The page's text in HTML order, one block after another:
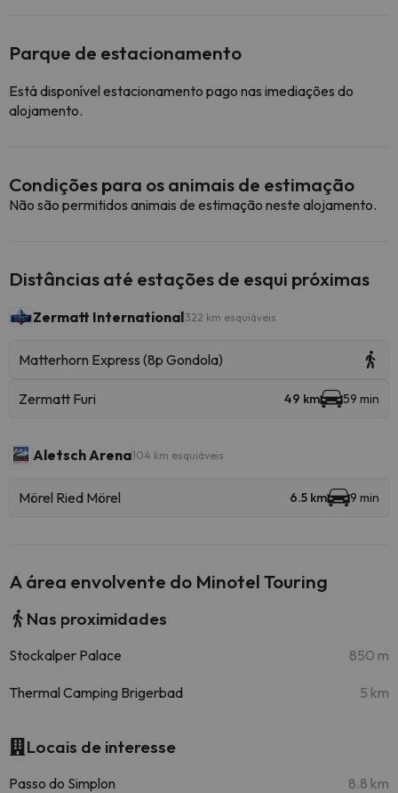
Parque de estacionamento
Está disponível estacionamento pago nas imediações do
alojamento.
Condições para os animais de estimação
Não são permitidos animais de estimação neste alojamento.
Distâncias até estações de esqui próximas
Zermatt International322 km esquiáveis
Matterhorn Express (8p Gondola)
Zermatt Furi 49 km 59 min
Aletsch Arena104 km esquiáveis
Mörel Ried Mörel 6.5 km 9 min
A área envolvente do Minotel Touring
Nas proximidades
Stockalper Palace 850 m
Thermal Camping Brigerbad 5 km
Locais de interesse
Passo do Simplon 8.8 km